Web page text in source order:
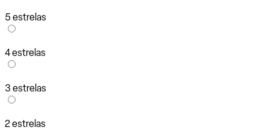
5 estrelas
4 estrelas
3 estrelas
2 estrelas